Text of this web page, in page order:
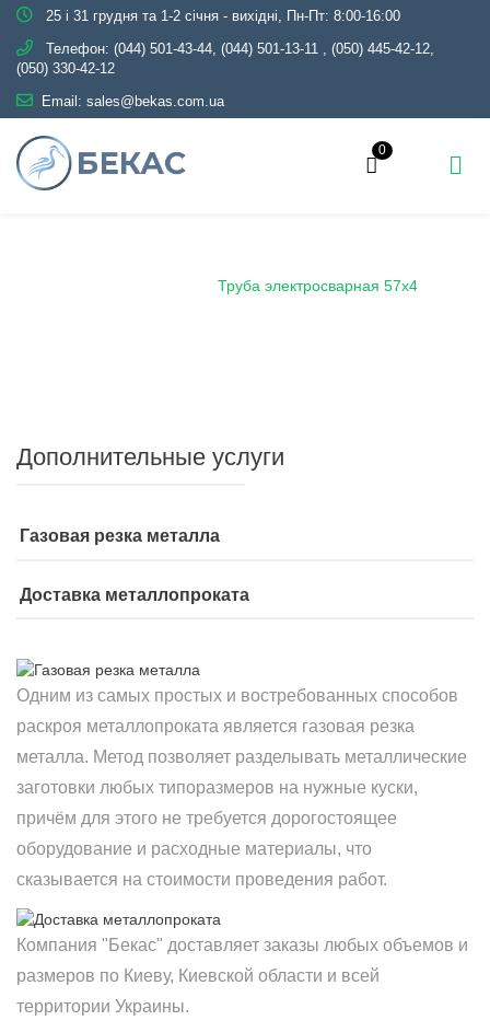
25 і 31 грудня та 1-2 січня - вихідні, Пн-Пт: 8:00-16:00
Телефон: (044) 501-43-44, (044) 501-13-11 , (050) 445-42-12,
(050) 330-42-12
Email: sales@bekas.com.ua
0
Труба электросварная 57х4
Дополнительные услуги
Газовая резка металла
Доставка металлопроката
Одним из самых простых и востребованных способов
раскроя металлопроката является газовая резка
металла. Метод позволяет разделывать металлические
заготовки любых типоразмеров на нужные куски,
причём для этого не требуется дорогостоящее
оборудование и расходные материалы, что
сказывается на стоимости проведения работ.
Компания "Бекас" доставляет заказы любых объемов и
размеров по Киеву, Киевской области и всей
территории Украины.